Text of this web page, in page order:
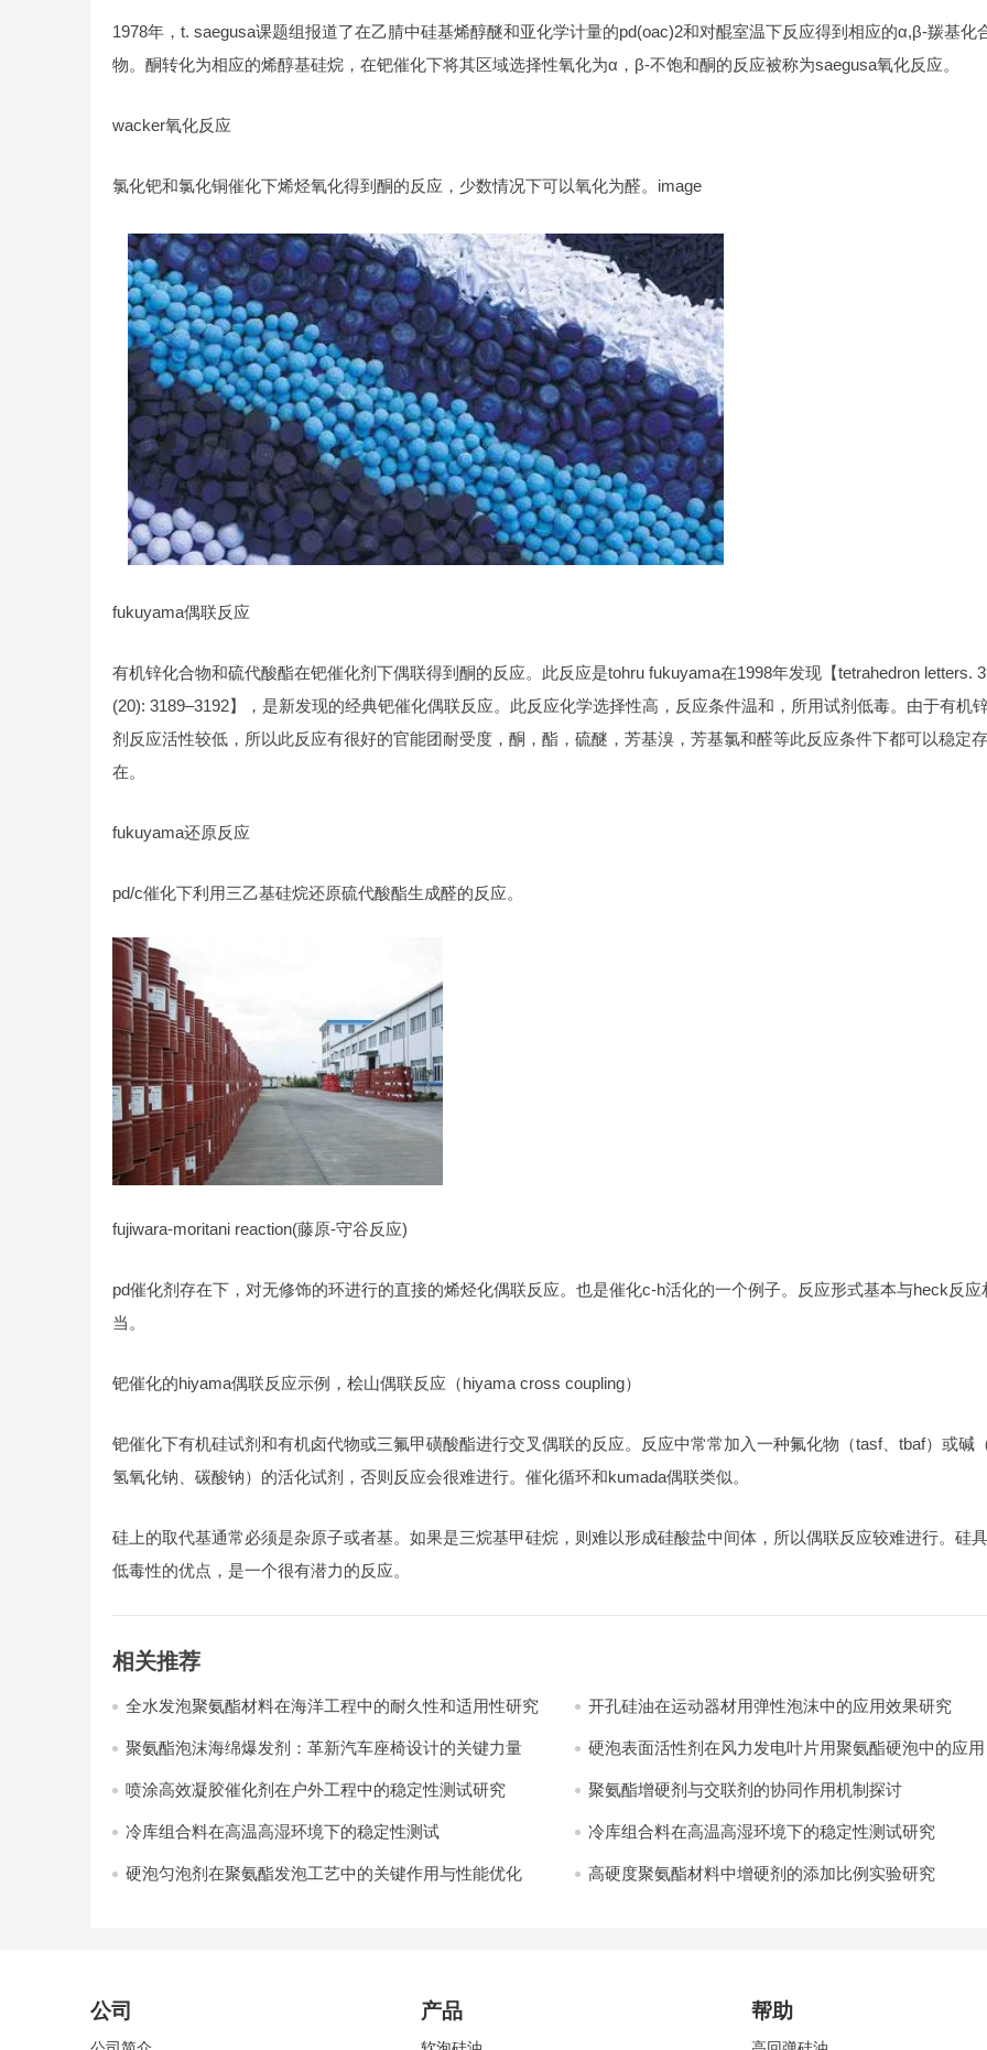
1978年，t. saegusa课题组报道了在乙腈中硅基烯醇醚和亚化学计量的pd(oac)2和对醌室温下反应得到相应的α,β-羰基化
物。酮转化为相应的烯醇基硅烷，在钯催化下将其区域选择性氧化为α，β-不饱和酮的反应被称为saegusa氧化反应。
wacker氧化反应
氯化钯和氯化铜催化下烯烃氧化得到酮的反应，少数情况下可以氧化为醛。image
fukuyama偶联反应
有机锌化合物和硫代酸酯在钯催化剂下偶联得到酮的反应。此反应是tohru fukuyama在1998年发现【tetrahedron letters.
(20): 3189–3192】，是新发现的经典钯催化偶联反应。此反应化学选择性高，反应条件温和，所用试剂低毒。由于有机
剂反应活性较低，所以此反应有很好的官能团耐受度，酮，酯，硫醚，芳基溴，芳基氯和醛等此反应条件下都可以稳定存
在。
fukuyama还原反应
pd/c催化下利用三乙基硅烷还原硫代酸酯生成醛的反应。
fujiwara-moritani reaction(藤原-守谷反应)
pd催化剂存在下，对无修饰的环进行的直接的烯烃化偶联反应。也是催化c-h活化的一个例子。反应形式基本与heck反应
当。
钯催化的hiyama偶联反应示例，桧山偶联反应（hiyama cross coupling）
钯催化下有机硅试剂和有机卤代物或三氟甲磺酸酯进行交叉偶联的反应。反应中常常加入一种氟化物（tasf、tbaf）或碱
氢氧化钠、碳酸钠）的活化试剂，否则反应会很难进行。催化循环和kumada偶联类似。
硅上的取代基通常必须是杂原子或者基。如果是三烷基甲硅烷，则难以形成硅酸盐中间体，所以偶联反应较难进行。硅
低毒性的优点，是一个很有潜力的反应。
相关推荐
全水发泡聚氨酯材料在海洋工程中的耐久性和适用性研究 开孔硅油在运动器材用弹性泡沫中的应用效果研究
聚氨酯泡沫海绵爆发剂：革新汽车座椅设计的关键力量​
硬泡表面活性剂在风力发电叶片用聚氨酯硬泡中的应
喷涂高效凝胶催化剂在户外工程中的稳定性测试研究
聚氨酯增硬剂与交联剂的协同作用机制探讨
冷库组合料在高温高湿环境下的稳定性测试​ 冷库组合料在高温高湿环境下的稳定性测试研究
硬泡匀泡剂在聚氨酯发泡工艺中的关键作用与性能优化 高硬度聚氨酯材料中增硬剂的添加比例实验研究
公司 产品 帮助